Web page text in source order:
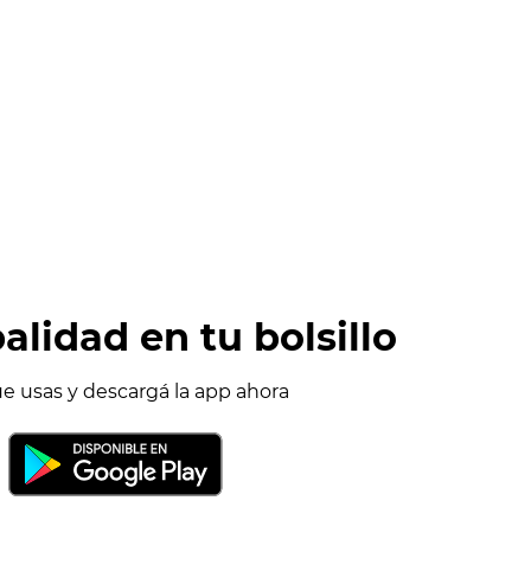
en tu bolsillo
usas y descargá la app ahora